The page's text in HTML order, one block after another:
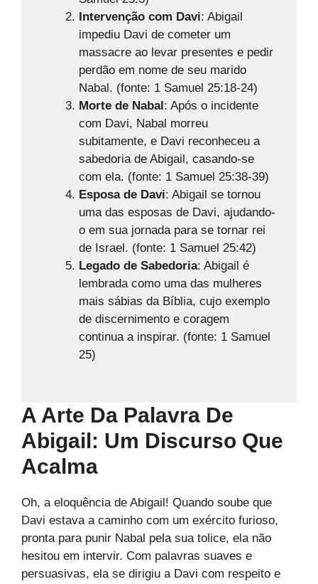
Intervenção com Davi: Abigail
impediu Davi de cometer um
massacre ao levar presentes e pedir
perdão em nome de seu marido
Nabal. (fonte: 1 Samuel 25:18-24)
Morte de Nabal: Após o incidente
com Davi, Nabal morreu
subitamente, e Davi reconheceu a
sabedoria de Abigail, casando-se
com ela. (fonte: 1 Samuel 25:38-39)
Esposa de Davi: Abigail se tornou
uma das esposas de Davi, ajudando-
o em sua jornada para se tornar rei
de Israel. (fonte: 1 Samuel 25:42)
Legado de Sabedoria: Abigail é
lembrada como uma das mulheres
mais sábias da Bíblia, cujo exemplo
de discernimento e coragem
continua a inspirar. (fonte: 1 Samuel
25)
A Arte Da Palavra De
Abigail: Um Discurso Que
Acalma
Oh, a eloquência de Abigail! Quando soube que
Davi estava a caminho com um exército furioso,
pronta para punir Nabal pela sua tolice, ela não
hesitou em intervir. Com palavras suaves e
persuasivas, ela se dirigiu a Davi com respeito e